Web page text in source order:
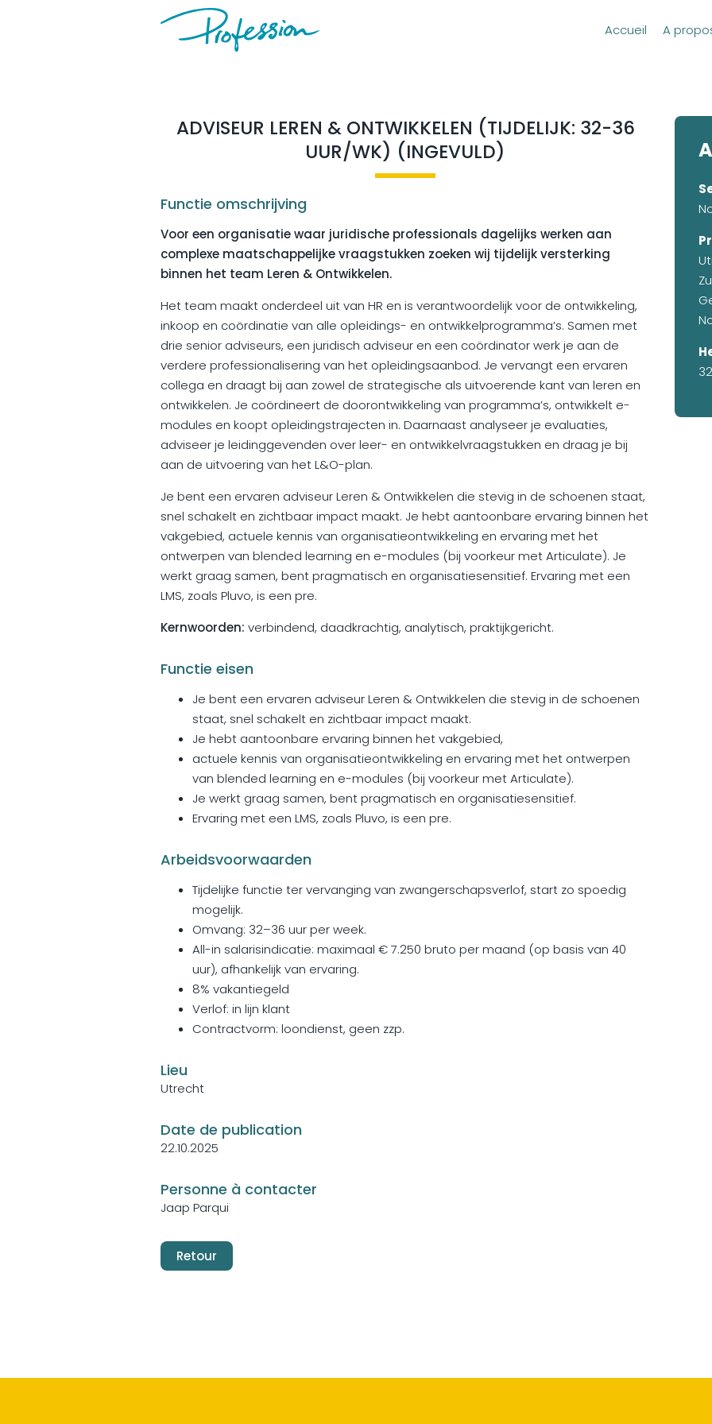
Accueil A
ADVISEUR LEREN & ONTWIKKELEN (TIJDELIJK: 32-36
UUR/WK) (INGEVULD)
Functie omschrijving
Voor een organisatie waar juridische professionals dagelijks werken aan
complexe maatschappelijke vraagstukken zoeken wij tijdelijk versterking
binnen het team Leren & Ontwikkelen.
Het team maakt onderdeel uit van HR en is verantwoordelijk voor de ontwikkeling,
inkoop en coördinatie van alle opleidings- en ontwikkelprogramma’s. Samen met
drie senior adviseurs, een juridisch adviseur en een coördinator werk je aan de
verdere professionalisering van het opleidingsaanbod. Je vervangt een ervaren
collega en draagt bij aan zowel de strategische als uitvoerende kant van leren en
ontwikkelen. Je coördineert de doorontwikkeling van programma’s, ontwikkelt e-
modules en koopt opleidingstrajecten in. Daarnaast analyseer je evaluaties,
adviseer je leidinggevenden over leer- en ontwikkelvraagstukken en draag je bij
aan de uitvoering van het L&O-plan.
Je bent een ervaren adviseur Leren & Ontwikkelen die stevig in de schoenen staat,
snel schakelt en zichtbaar impact maakt. Je hebt aantoonbare ervaring binnen het
vakgebied, actuele kennis van organisatieontwikkeling en ervaring met het
ontwerpen van blended learning en e-modules (bij voorkeur met Articulate). Je
werkt graag samen, bent pragmatisch en organisatiesensitief. Ervaring met een
LMS, zoals Pluvo, is een pre.
Kernwoorden: verbindend, daadkrachtig, analytisch, praktijkgericht.
Functie eisen
Je bent een ervaren adviseur Leren & Ontwikkelen die stevig in de schoenen
staat, snel schakelt en zichtbaar impact maakt.
Je hebt aantoonbare ervaring binnen het vakgebied,
actuele kennis van organisatieontwikkeling en ervaring met het ontwerpen
van blended learning en e-modules (bij voorkeur met Articulate).
Je werkt graag samen, bent pragmatisch en organisatiesensitief.
Ervaring met een LMS, zoals Pluvo, is een pre.
Arbeidsvoorwaarden
Tijdelijke functie ter vervanging van zwangerschapsverlof, start zo spoedig
mogelijk.
Omvang: 32–36 uur per week.
All-in salarisindicatie: maximaal € 7.250 bruto per maand (op basis van 40
uur), afhankelijk van ervaring.
8% vakantiegeld
Verlof: in lijn klant
Contractvorm: loondienst, geen zzp.
Lieu
Utrecht
Date de publication
22.10.2025
Personne à contacter
Jaap Parqui